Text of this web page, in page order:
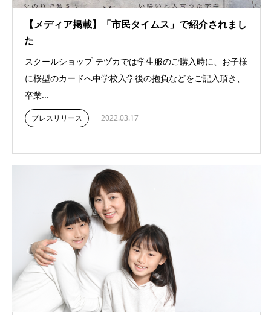
【メディア掲載】「市民タイムス」で紹介されまし
た
スクールショップ テヅカでは学生服のご購入時に、お子様
に桜型のカードへ中学校入学後の抱負などをご記入頂き、
卒業...
プレスリリース 2022.03.17